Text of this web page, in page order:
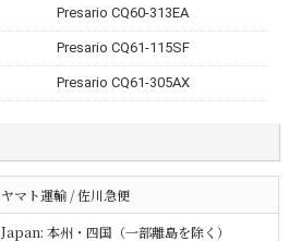
Presario CQ60-313EA
Presario CQ61-115SF
Presario CQ61-305AX
ヤマト運輸 / 佐川急便
Japan: 本州・四国（一部離島を除く）